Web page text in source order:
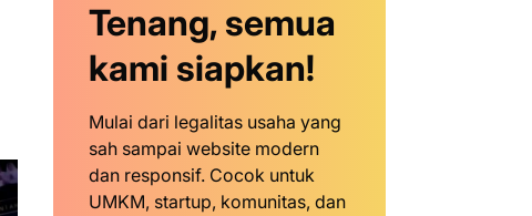
Tenang, semua
kami siapkan!
Mulai dari legalitas usaha yang
sah sampai website modern
dan responsif. Cocok untuk
UMKM, startup, komunitas, dan